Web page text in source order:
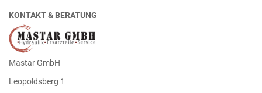
KONTAKT & BERATUNG
Mastar GmbH
Leopoldsberg 1